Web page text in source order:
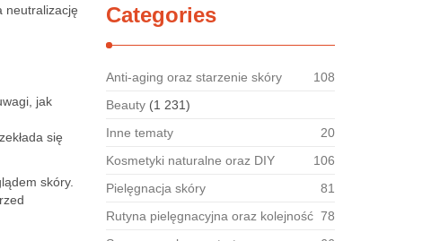
neutralizację
jak
się
skóry.
Categories
Anti-aging oraz starzenie skóry
108
Beauty (1 231)
Inne tematy
20
Kosmetyki naturalne oraz DIY
106
Pielęgnacja skóry
81
Rutyna pielęgnacyjna oraz kolejność 78